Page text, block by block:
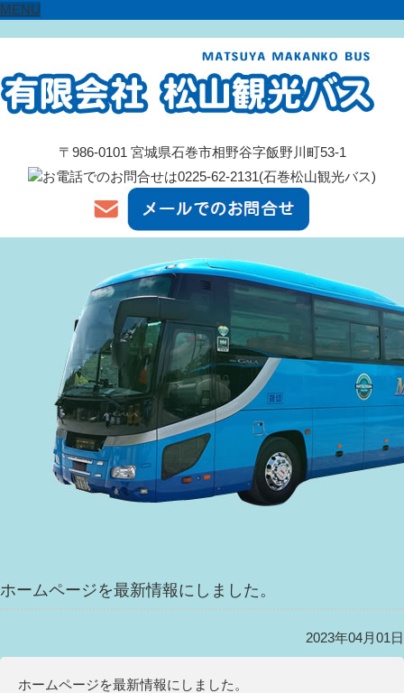
MENU
〒986-0101 宮城県石巻市相野谷字飯野川町53-1
ホームページを最新情報にしました。
2023年04月01日
ホームページを最新情報にしました。